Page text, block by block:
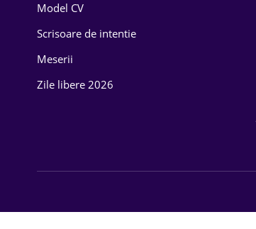
Model CV
Scrisoare de intentie
Meserii
Zile libere 2026